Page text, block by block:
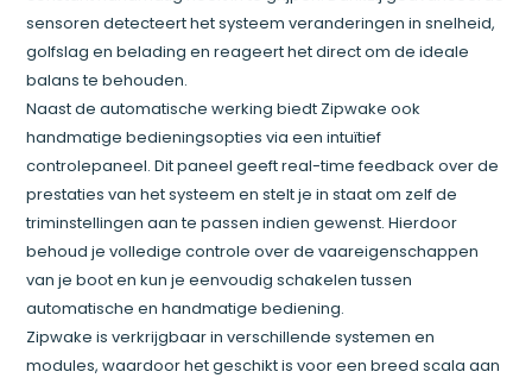
sensoren detecteert het systeem veranderingen in snelheid,
golfslag en belading en reageert het direct om de ideale
balans te behouden.
Naast de automatische werking biedt Zipwake ook
handmatige bedieningsopties via een intuïtief
controlepaneel. Dit paneel geeft real-time feedback over de
prestaties van het systeem en stelt je in staat om zelf de
triminstellingen aan te passen indien gewenst. Hierdoor
behoud je volledige controle over de vaareigenschappen
van je boot en kun je eenvoudig schakelen tussen
automatische en handmatige bediening.
Zipwake is verkrijgbaar in verschillende systemen en
modules, waardoor het geschikt is voor een breed scala aan